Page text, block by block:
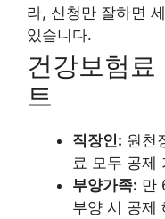
라, 신청만 잘하면
있습니다.
건강보험료
트
직장인: 원천
료 모두 공제
부양가족: 만
부양 시 공제